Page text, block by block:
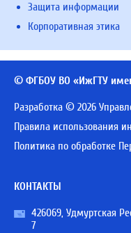
Защита информации
Корпоративная этика
© ФГБОУ ВО «ИжГТУ
Разработка © 2026
Правила использования
Политика по обработке
КОНТАКТЫ
426069, Удмуртская
7